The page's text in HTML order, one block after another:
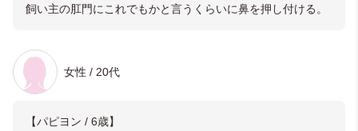
飼い主の肛門にこれでもかと言うくらいに鼻を押し付ける。
女性 / 20代
【パピヨン / 6歳】